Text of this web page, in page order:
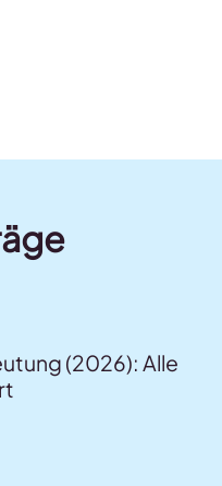
(2026): Alle